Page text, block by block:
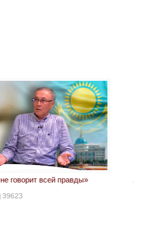
говорит всей правды»
39623